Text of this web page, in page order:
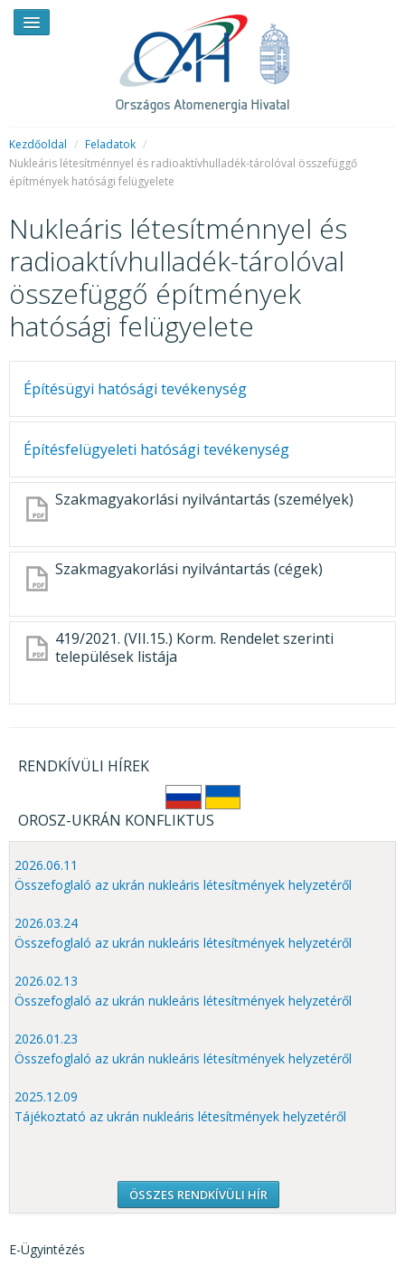
HÍREK
RENDKÍVÜLI HÍREK
SAJTÓSZOBA
HIRDETMÉNYEK
BEMUTATKOZÁS
JOGI SZABÁLYOZÁS, ÚTMUTATÓK
KIADVÁNYOK, JELENTÉSEK
NYOMTATVÁNYOK, SZOFTVEREK
E-ÜGYINTÉZÉS
Kezdőoldal / Feladatok /
Nukleáris létesítménnyel és radioaktívhulladék-tárolóval összefüggő
építmények hatósági felügyelete
Nukleáris létesítménnyel és
radioaktívhulladék-tárolóval
összefüggő építmények
hatósági felügyelete
Építésügyi hatósági tevékenység
Építésfelügyeleti hatósági tevékenység
Szakmagyakorlási nyilvántartás (személyek)
Szakmagyakorlási nyilvántartás (cégek)
419/2021. (VII.15.) Korm. Rendelet szerinti
települések listája
RENDKÍVÜLI HÍREK
OROSZ-UKRÁN KONFLIKTUS
2026.06.11
Összefoglaló az ukrán nukleáris létesítmények helyzetéről
2026.03.24
Összefoglaló az ukrán nukleáris létesítmények helyzetéről
2026.02.13
Összefoglaló az ukrán nukleáris létesítmények helyzetéről
2026.01.23
Összefoglaló az ukrán nukleáris létesítmények helyzetéről
2025.12.09
Tájékoztató az ukrán nukleáris létesítmények helyzetéről
ÖSSZES RENDKÍVÜLI HÍR
E-Ügyintézés